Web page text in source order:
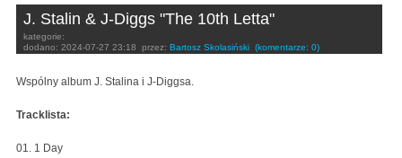
J. Stalin & J-Diggs "The 10th Letta"
kategorie:
dodano: 2024-07-27 23:18 przez: Bartosz Skolasiński (komentarze: 0)
Wspólny album J. Stalina i J-Diggsa.
Tracklista:
01. 1 Day